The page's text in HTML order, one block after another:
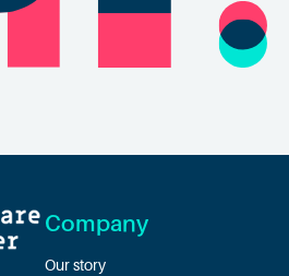
Company
Our story